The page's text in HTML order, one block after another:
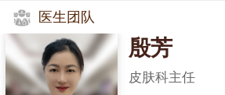
医生团队
殷芳
皮肤科主任